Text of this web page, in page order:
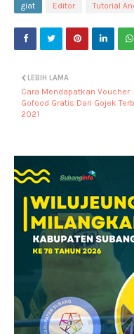
giat Editor Tutorial
LEBIH LAMA
Cara Mendapatkan Voucher
Gofood Gratis Dari Gojek
2021